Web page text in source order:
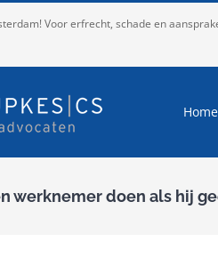
Voor erfrecht, schade en
Home
werknemer doen als hij